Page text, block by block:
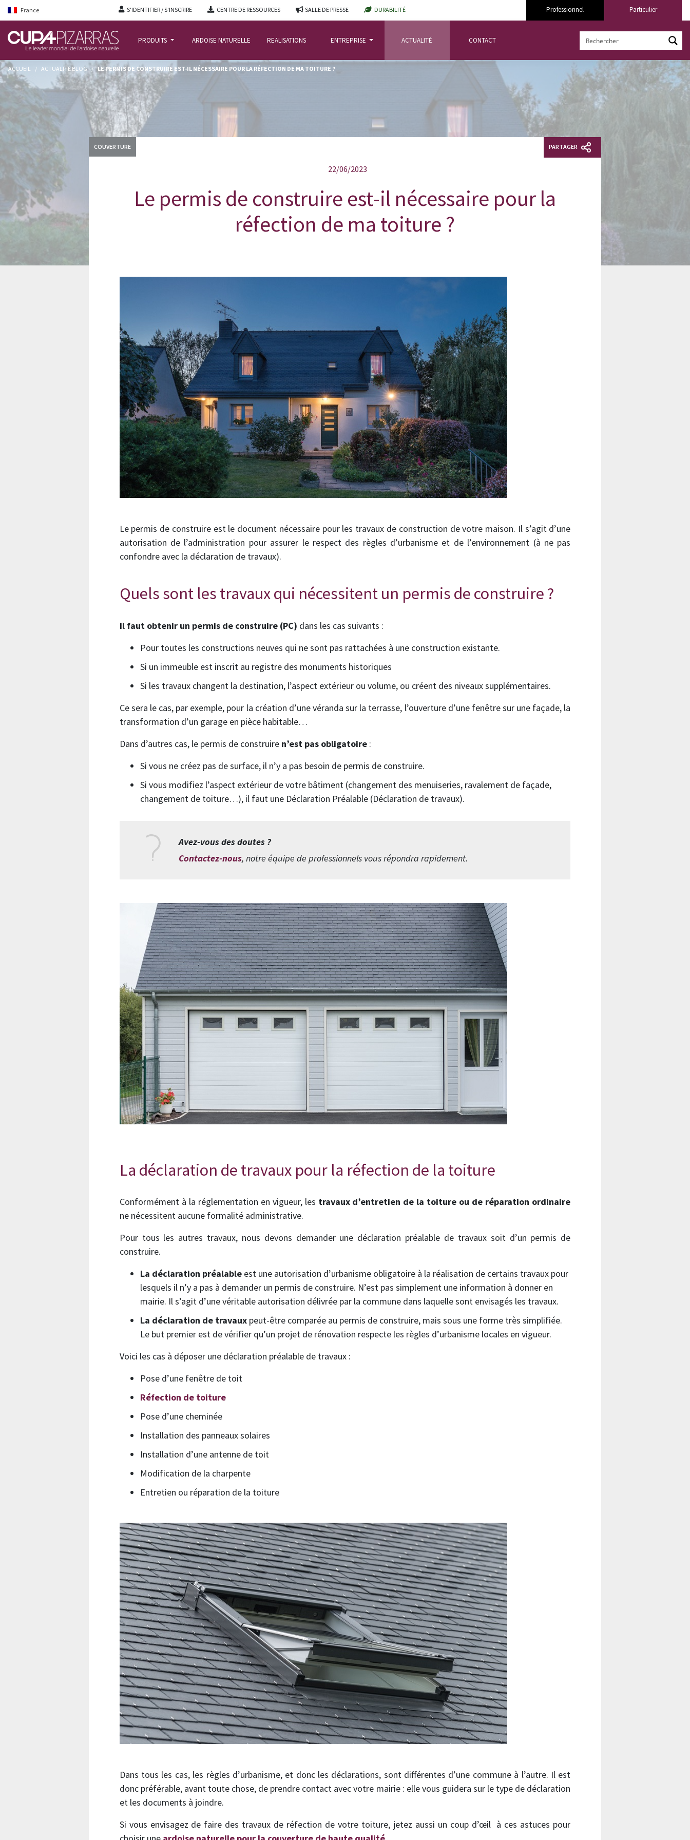
France S'IDENTIFIER / S'INSCRIRE CENTRE DE RESSOURCES SALLE DE PRESSE DURABILITÉ Particulier
Professionnel
PRODUITS ARDOISE NATURELLE REALISATIONS ENTREPRISE ACTUALITÉ CONTACT
ACCUEIL / ACTUALITÉ BLOG / LE PERMIS DE CONSTRUIRE EST-IL NÉCESSAIRE POUR LA RÉFECTION DE MA TOITURE ?
COUVERTURE
22/06/2023
PARTAGER
Le permis de construire est-il nécessaire pour la
réfection de ma toiture ?
Le permis de construire est le document nécessaire pour les travaux de construction de votre maison. Il s’agit d’une
autorisation de l’administration pour assurer le respect des règles d’urbanisme et de l’environnement (à ne pas
confondre avec la déclaration de travaux).
Quels sont les travaux qui nécessitent un permis de construire ?
Il faut obtenir un permis de construire (PC) dans les cas suivants :
Pour toutes les constructions neuves qui ne sont pas rattachées à une construction existante.
Si un immeuble est inscrit au registre des monuments historiques
Si les travaux changent la destination, l’aspect extérieur ou volume, ou créent des niveaux supplémentaires.
Ce sera le cas, par exemple, pour la création d’une véranda sur la terrasse, l’ouverture d’une fenêtre sur une façade, la
transformation d’un garage en pièce habitable…
Dans d’autres cas, le permis de construire n’est pas obligatoire:
Si vous ne créez pas de surface, il n’y a pas besoin de permis de construire.
Si vous modifiez l’aspect extérieur de votre bâtiment (changement des menuiseries, ravalement de façade,
changement de toiture…), il faut une Déclaration Préalable (Déclaration de travaux).
Avez-vous des doutes ?
Contactez-nous, notre équipe de professionnels vous répondra rapidement.
La déclaration de travaux pour la réfection de la toiture
Conformément à la réglementation en vigueur, les travaux d’entretien de la toiture ou de réparation ordinaire
ne nécessitent aucune formalité administrative.
Pour tous les autres travaux, nous devons demander une déclaration préalable de travaux soit d’un permis de
construire.
La déclaration préalableest une autorisation d’urbanisme obligatoire à la réalisation de certains travaux pour
lesquels il n’y a pas à demander un permis de construire. N’est pas simplement une information à donner en
mairie. Il s’agit d’une véritable autorisation délivrée par la commune dans laquelle sont envisagés les travaux.
La déclaration de travauxpeut-être comparée au permis de construire, mais sous une forme très simplifiée.
Le but premier est de vérifier qu’un projet de rénovation respecte les règles d’urbanisme locales en vigueur.
Voici les cas à déposer une déclaration préalable de travaux :
Pose d’une fenêtre de toit
Réfection de toiture
Pose d’une cheminée
Installation des panneaux solaires
Installation d’une antenne de toit
Modification de la charpente
Entretien ou réparation de la toiture
Dans tous les cas, les règles d’urbanisme, et donc les déclarations, sont différentes d’une commune à l’autre. Il est
donc préférable, avant toute chose, de prendre contact avec votre mairie : elle vous guidera sur le type de déclaration
et les documents à joindre.
Si vous envisagez de faire des travaux de réfection de votre toiture, jetez aussi un coup d’œil à ces astuces pour